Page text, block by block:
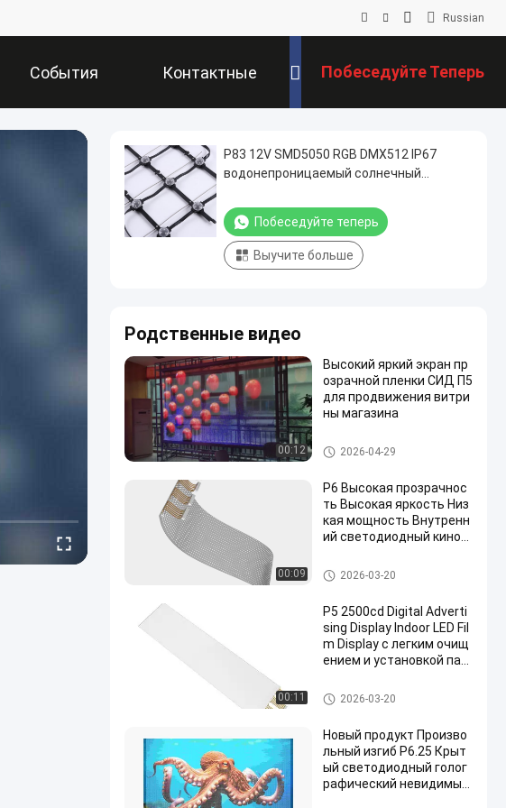
Russian
События Контактные
Данные
Побеседуйте Теперь
P83 12V SMD5050 RGB DMX512 IP67
водонепроницаемый солнечный
дисплейный экран с углом луча 160°
Побеседуйте теперь
Выучите больше
Родственные видео
00:12
Высокий яркий экран пр
озрачной пленки СИД П5
для продвижения витри
ны магазина
Светодиод прозрачный экра
н пленки
2026-04-29
00:09
P6 Высокая прозрачнос
ть Высокая яркость Низ
кая мощность Внутренн
ий светодиодный киноэ
но Рекламный экран
Светодиод прозрачный экра
н пленки
2026-03-20
00:11
P5 2500cd Digital Adverti
sing Display Indoor LED Fil
m Display с легким очищ
ением и установкой пал
ина
Светодиод прозрачный экра
н пленки
2026-03-20
Новый продукт Произво
льный изгиб P6.25 Крыт
ый светодиодный голог
рафический невидимый